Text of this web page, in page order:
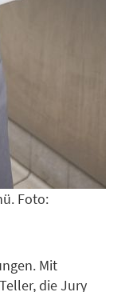
Foto:
Mit
die Jury